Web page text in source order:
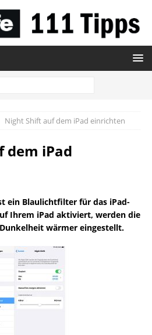
Night Shift auf dem iPad einrichten
dem iPad
ein Blaulichtfilter für das iPad-
Ihrem iPad aktiviert, werden die
wärmer eingestellt.